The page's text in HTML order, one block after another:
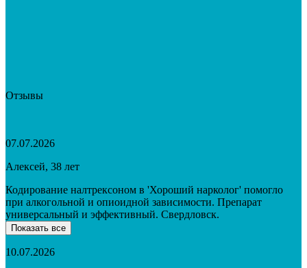
Отзывы
07.07.2026
Алексей, 38 лет
Кодирование налтрексоном в 'Хороший нарколог' помогло
при алкогольной и опиоидной зависимости. Препарат
универсальный и эффективный. Свердловск.
Показать все
10.07.2026